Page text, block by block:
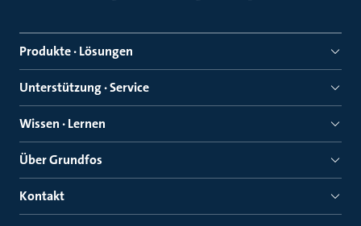
Produkte · Lösungen
Unterstützung · Service
Wissen · Lernen
Über Grundfos
Kontakt